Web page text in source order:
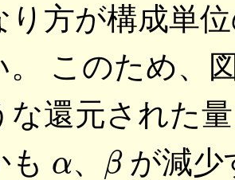
り方が構成単
。 このため、
な還元された
も
、 βが減少